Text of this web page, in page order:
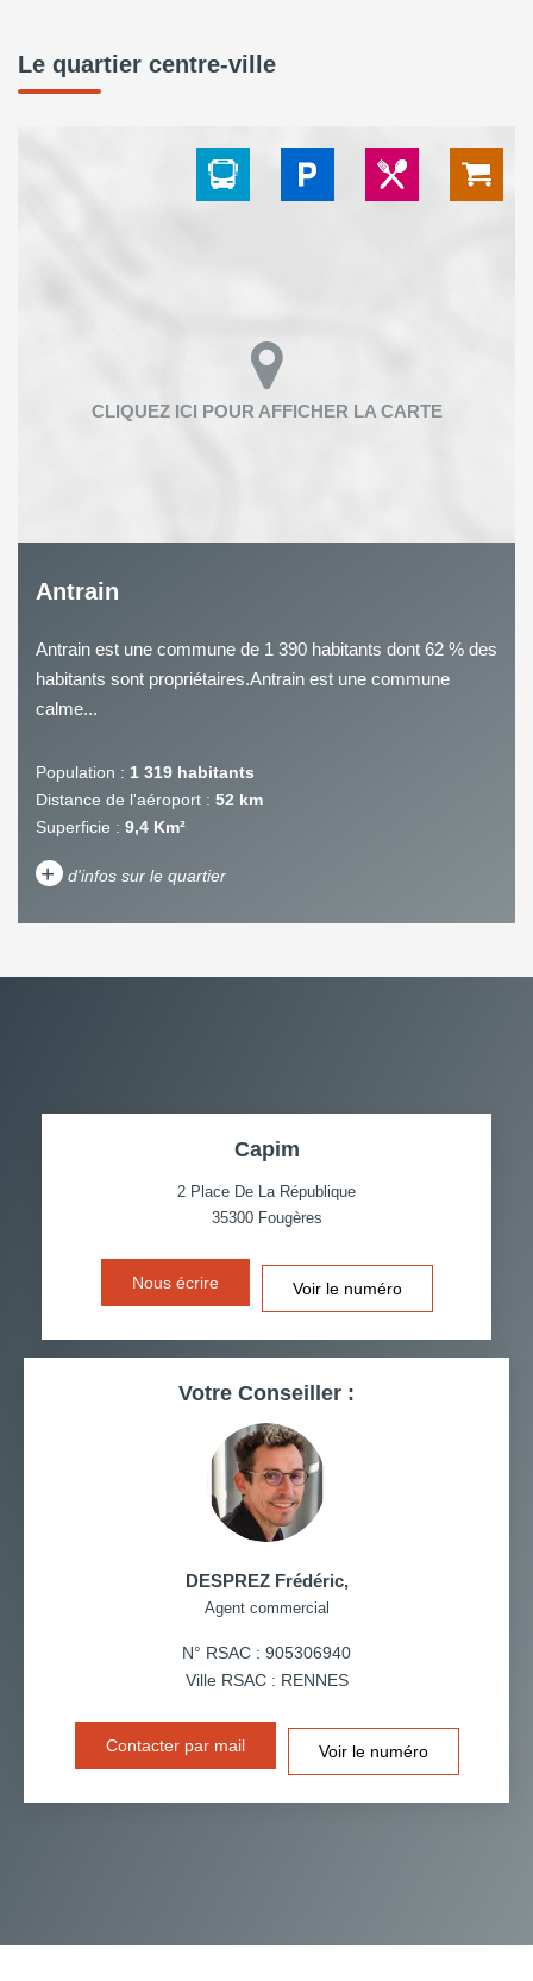
Le quartier centre-ville
Antrain
Antrain est une commune de 1 390 habitants dont 62 % des
habitants sont propriétaires.Antrain est une commune
calme...
Population : 1 319 habitants
Distance de l'aéroport : 52 km
Superficie : 9,4 Km²
+ d'infos sur le quartier
PART DES MÉNAGES SANS
VOITURE
ECOLES ET CRÈCHES
Capim
2 Place De La République
35300 Fougères
Nous écrire Voir le numéro
Votre Conseiller :
DESPREZ Frédéric,
Agent commercial
N° RSAC : 905306940
Ville RSAC : RENNES
Contacter par mail Voir le numéro